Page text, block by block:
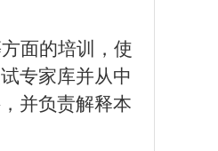
面的培训，使
专家库并从中
并负责解释本